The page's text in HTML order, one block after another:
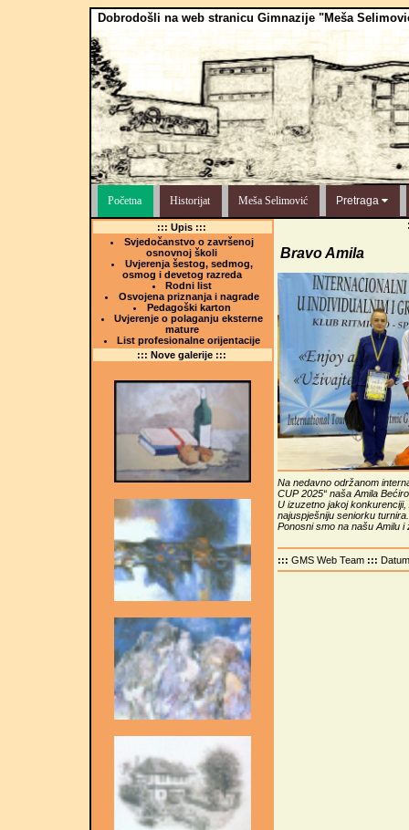
Dobrodošli na web stranicu Gimnazije "Meša
Početna Historijat Meša Selimović Pretraga
::: Upis :::
Svjedočanstvo o završenoj
osnovnoj školi
Uvjerenja šestog, sedmog,
osmog i devetog razreda
Rodni list
Osvojena priznanja i nagrade
Pedagoški karton
Uvjerenje o polaganju eksterne
mature
List profesionalne orijentacije
::: Nove galerije :::
Bravo Amila
Na nedavno održanom
CUP 2025“ naša Amila
U izuzetno jakoj
najuspješniju seniorku turnira.
Ponosni smo na našu Amilu i
::: GMS Web Team :::